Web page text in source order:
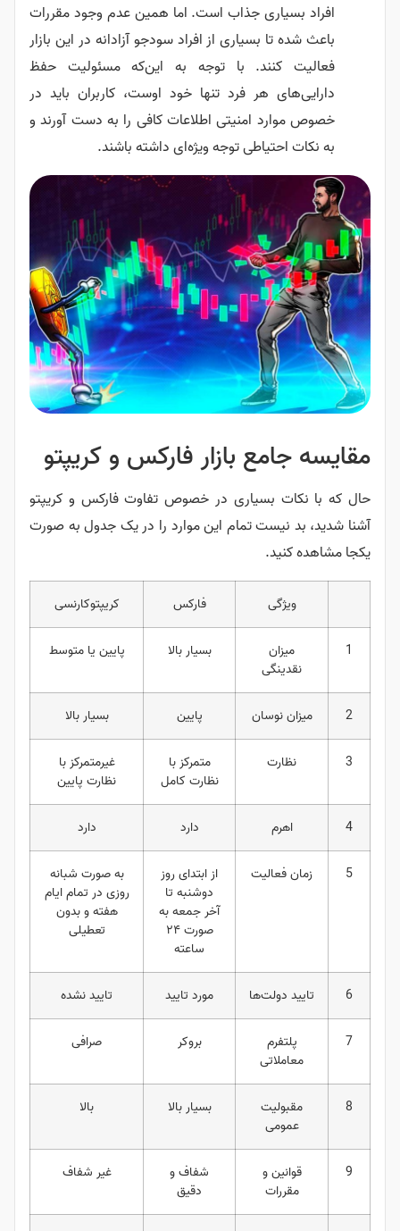
افراد بسیاری جذاب است. اما همین عدم وجود مقررات
باعث شده تا بسیاری از افراد سودجو آزادانه در این بازار
فعالیت کنند. با توجه به این‌که مسئولیت حفظ
دارایی‌های هر فرد تنها خود اوست، کاربران باید در
خصوص موارد امنیتی اطلاعات کافی را به دست آورند و
به نکات احتیاطی توجه ویژه‌ای داشته باشند.
مقایسه جامع بازار فارکس و کریپتو
حال که با نکات بسیاری در خصوص تفاوت فارکس و کریپتو
آشنا شدید، بد نیست تمام این موارد را در یک جدول به صورت
یکجا مشاهده کنید.
ویژگی فارکس کریپتوکارنسی
1
میزان
نقدینگی
بسیار بالا پایین یا متوسط
2 میزان نوسان پایین بسیار بالا
3 نظارت
متمرکز با
نظارت کامل
غیرمتمرکز با
نظارت پایین
4 اهرم دارد دارد
5 زمان فعالیت
از ابتدای روز
دوشنبه تا
آخر جمعه به
صورت ۲۴
ساعته
به صورت شبانه
روزی در تمام ایام
هفته و بدون
تعطیلی
6 تایید دولت‌ها مورد تایید تایید نشده
7
پلتفرم
معاملاتی
بروکر صرافی
8
مقبولیت
عمومی
بسیار بالا بالا
9
قوانین و
مقررات
شفاف و
دقیق
غیر شفاف